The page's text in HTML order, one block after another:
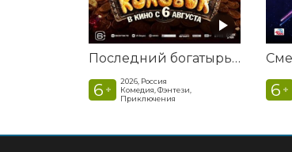
Последний богатырь. Колобок
6 +
2026, Россия
Комедия, Фэнтези,
Приключения
6 +